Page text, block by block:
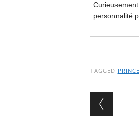
personnalité
TAGGED
Post